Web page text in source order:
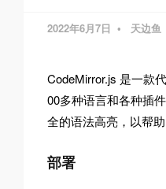
2022年6月7日 天边鱼
CodeMirror.js 是一款
00多种语言和各种插
全的语法高亮，以帮助
部署